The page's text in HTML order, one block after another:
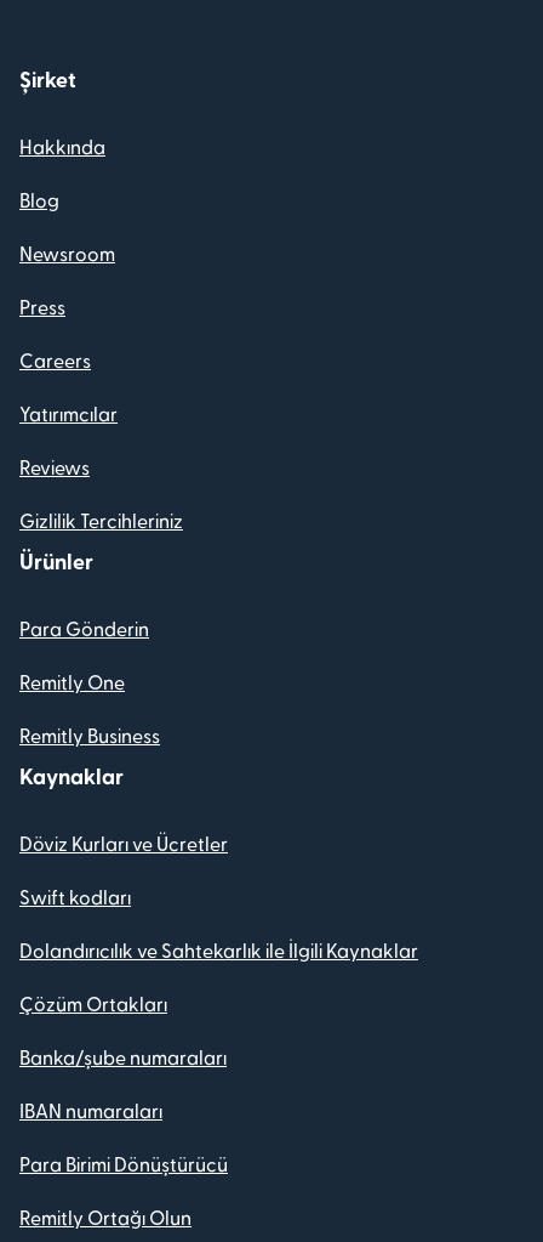
Şirket
Hakkında
Blog
Newsroom
Press
Careers
Yatırımcılar
Reviews
Gizlilik Tercihleriniz
Ürünler
Para Gönderin
Remitly One
Remitly Business
Kaynaklar
Döviz Kurları ve Ücretler
Swift kodları
Dolandırıcılık ve Sahtekarlık ile İlgili Kaynaklar
Çözüm Ortakları
Banka/şube numaraları
IBAN numaraları
Para Birimi Dönüştürücü
Remitly Ortağı Olun